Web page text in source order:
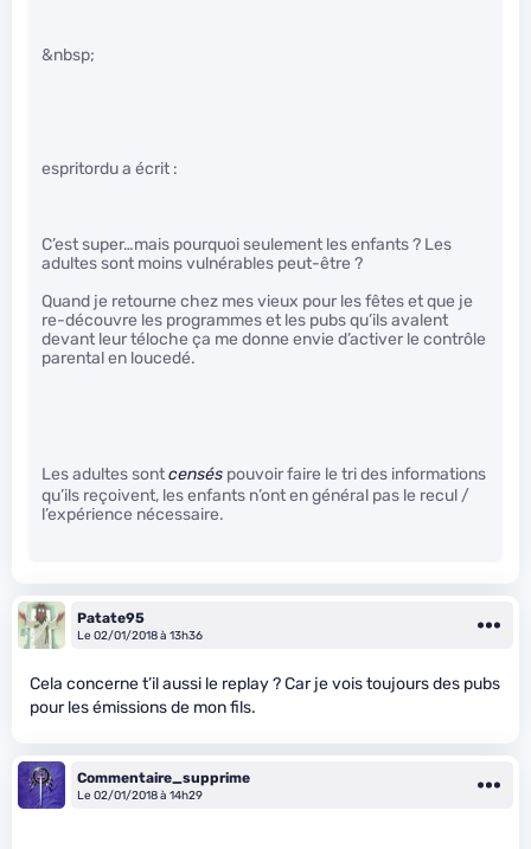
&nbsp;
espritordu a écrit :
C’est super…mais pourquoi seulement les enfants ? Les
adultes sont moins vulnérables peut-être ?
Quand je retourne chez mes vieux pour les fêtes et que je
re-découvre les programmes et les pubs qu’ils avalent
devant leur téloche ça me donne envie d’activer le contrôle
parental en loucedé.
Les adultes sontcensés pouvoir faire le tri des informations
qu’ils reçoivent, les enfants n’ont en général pas le recul /
l’expérience nécessaire.
Patate95
Le 02/01/2018 à 13h36
Cela concerne t’il aussi le replay ? Car je vois toujours des pubs
pour les émissions de mon fils.
Commentaire_supprime
Le 02/01/2018 à 14h29